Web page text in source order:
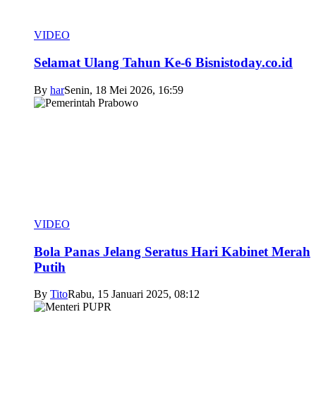
VIDEO
Selamat Ulang Tahun Ke-6 Bisnistoday.co.id
By harSenin, 18 Mei 2026, 16:59
VIDEO
Bola Panas Jelang Seratus Hari Kabinet Merah
Putih
By TitoRabu, 15 Januari 2025, 08:12